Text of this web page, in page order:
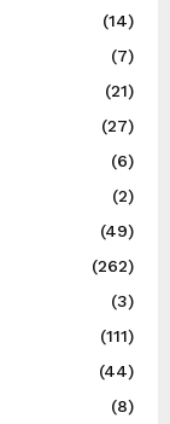
(14)
(7)
(21)
(27)
(6)
(2)
(49)
(262)
(3)
(111)
(44)
(8)